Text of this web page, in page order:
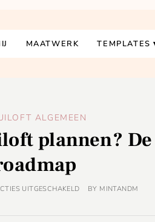
MAATWERK TEMPLATES
ALGEMEEN
plannen?
UITGESCHAKELD BY MINTANDM